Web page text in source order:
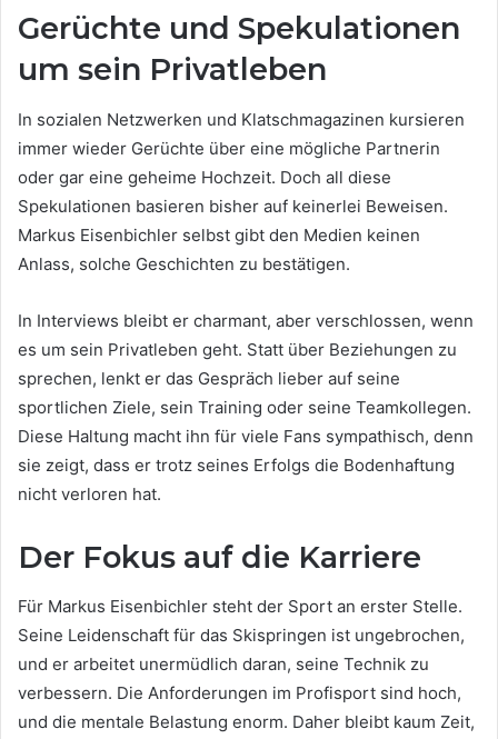
Gerüchte und Spekulationen
um sein Privatleben
In sozialen Netzwerken und Klatschmagazinen kursieren
immer wieder Gerüchte über eine mögliche Partnerin
oder gar eine geheime Hochzeit. Doch all diese
Spekulationen basieren bisher auf keinerlei Beweisen.
Markus Eisenbichler selbst gibt den Medien keinen
Anlass, solche Geschichten zu bestätigen.
In Interviews bleibt er charmant, aber verschlossen, wenn
es um sein Privatleben geht. Statt über Beziehungen zu
sprechen, lenkt er das Gespräch lieber auf seine
sportlichen Ziele, sein Training oder seine Teamkollegen.
Diese Haltung macht ihn für viele Fans sympathisch, denn
sie zeigt, dass er trotz seines Erfolgs die Bodenhaftung
nicht verloren hat.
Der Fokus auf die Karriere
Für Markus Eisenbichler steht der Sport an erster Stelle.
Seine Leidenschaft für das Skispringen ist ungebrochen,
und er arbeitet unermüdlich daran, seine Technik zu
verbessern. Die Anforderungen im Profisport sind hoch,
und die mentale Belastung enorm. Daher bleibt kaum Zeit,